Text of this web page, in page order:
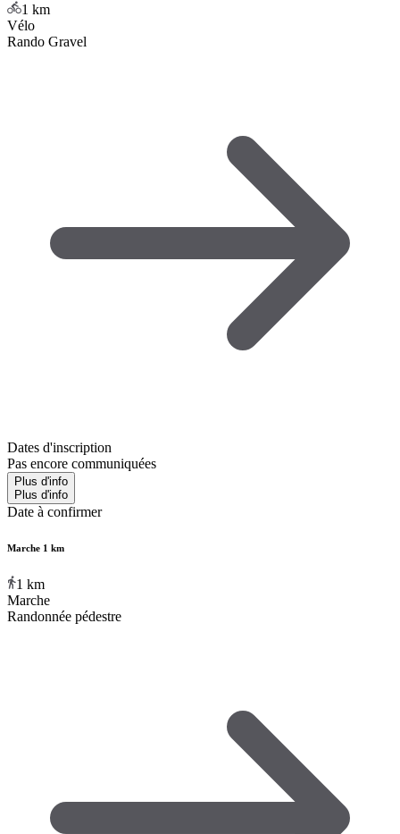
1 km
Vélo
Rando Gravel
Dates d'inscription
Pas encore communiquées
Plus d'info
Plus d'info
Date à confirmer
Marche 1 km
1 km
Marche
Randonnée pédestre